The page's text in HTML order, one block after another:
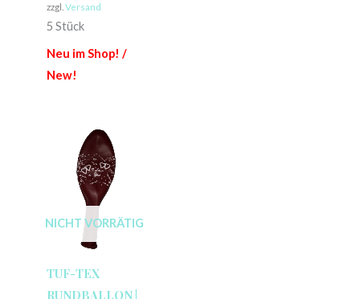
zzgl. Versand
5 Stück
Neu im Shop! /
New!
NICHT VORRÄTIG
TUF-TEX
RUNDBALLON |